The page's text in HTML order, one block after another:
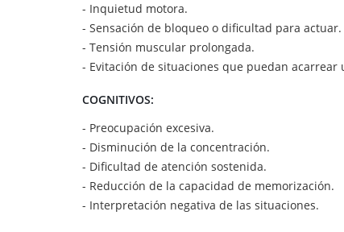
- Inquietud motora.
- Sensación de bloqueo o dificultad para actuar.
- Tensión muscular prolongada.
- Evitación de situaciones que puedan acarrear
COGNITIVOS:
- Preocupación excesiva.
- Disminución de la concentración.
- Dificultad de atención sostenida.
- Reducción de la capacidad de memorización.
- Interpretación negativa de las situaciones.